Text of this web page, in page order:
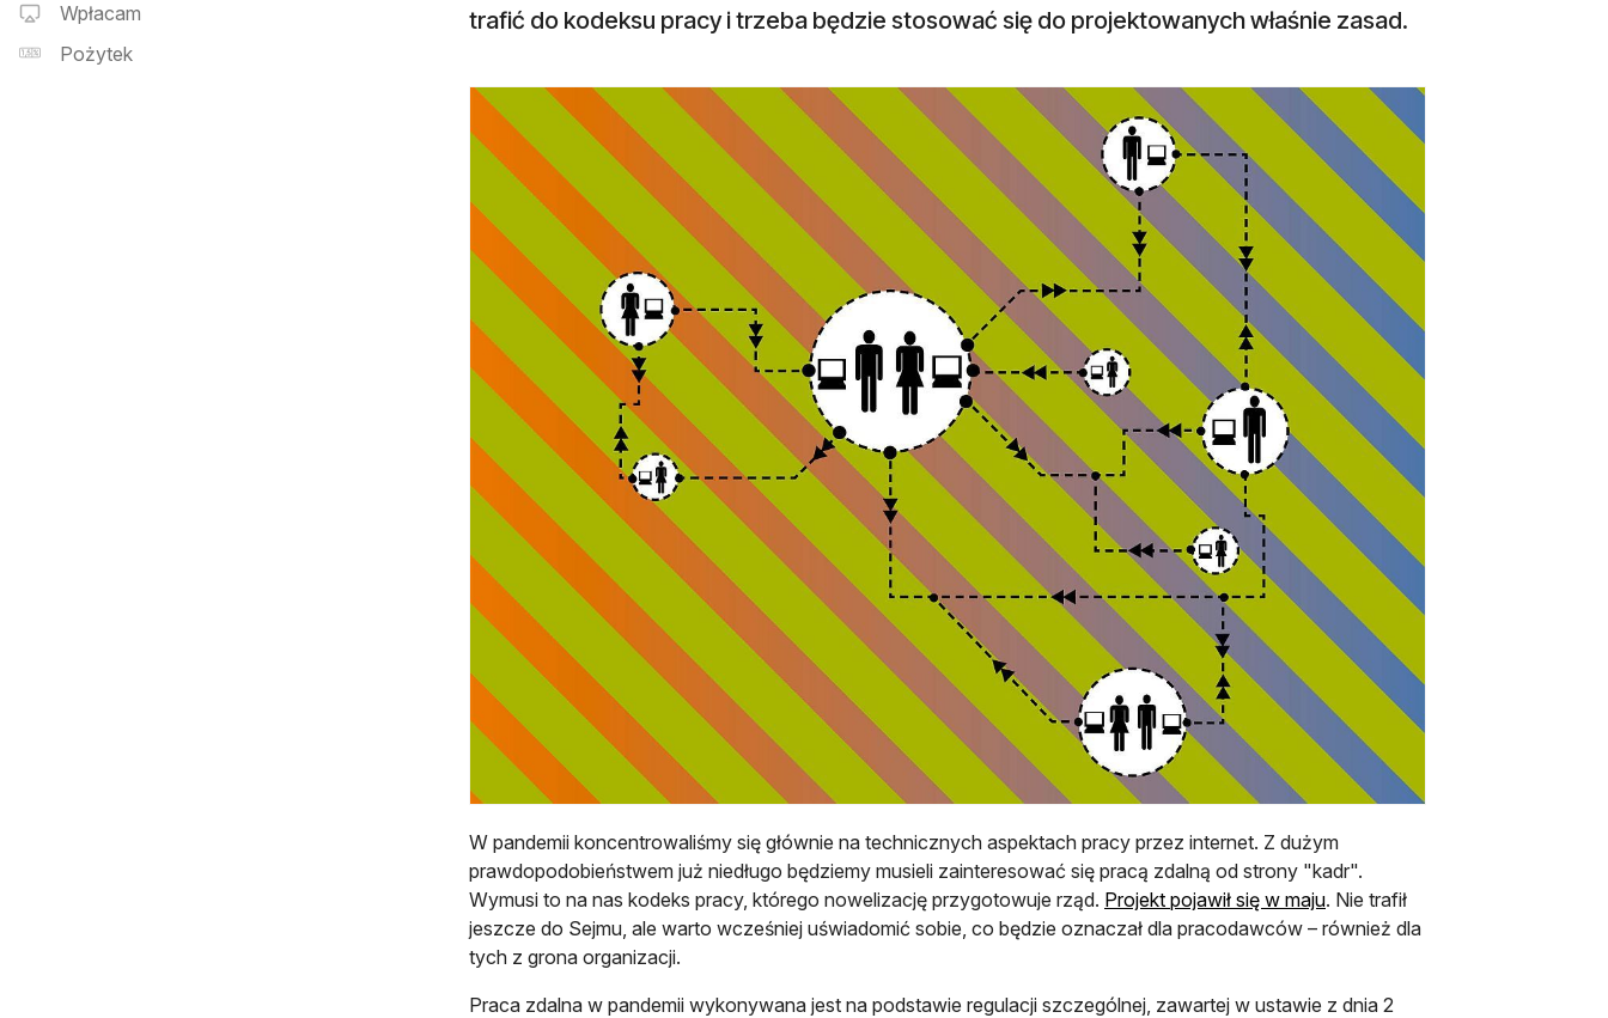
Wpłacam
Pożytek
trafić do kodeksu pracy i trzeba będzie stosować się do projektowanych właśnie zasad.
W pandemii koncentrowaliśmy się głównie na technicznych aspektach pracy przez internet. Z dużym
prawdopodobieństwem już niedługo będziemy musieli zainteresować się pracą zdalną od strony "kadr".
Wymusi to na nas kodeks pracy, którego nowelizację przygotowuje rząd. Projekt pojawił się w majuotwiera się w nowej karcie
. Nie trafił
jeszcze do Sejmu, ale warto wcześniej uświadomić sobie, co będzie oznaczał dla pracodawców – również dla
tych z grona organizacji.
Praca zdalna w pandemii wykonywana jest na podstawie regulacji szczególnej, zawartej w ustawie z dnia 2